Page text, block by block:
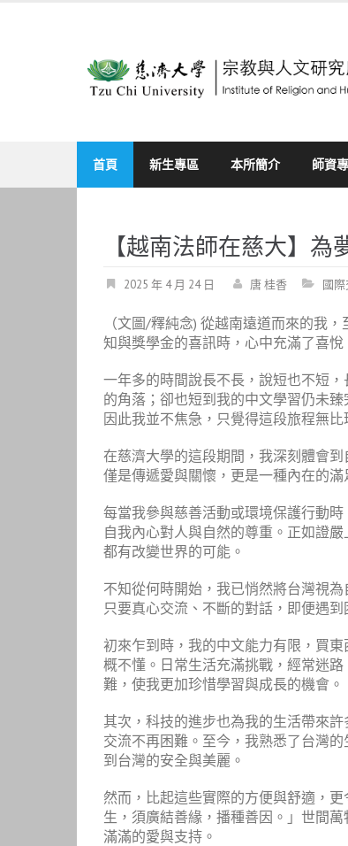
首頁 新生專區 本所簡介 師資
【越南法師在慈大】
2025 年 4 月 24 日 唐 桂香 國
（文圖/釋純念) 從越南遠道而來的我
知與獎學金的喜訊時，心中充滿了喜悅
一年多的時間說長不長，說短也不短
的角落；卻也短到我的中文學習仍未
因此我並不焦急，只覺得這段旅程無比
在慈濟大學的這段期間，我深刻體會
僅是傳遞愛與關懷，更是一種內在的滿
每當我參與慈善活動或環境保護行動
自我內心對人與自然的尊重。正如證
都有改變世界的可能。
不知從何時開始，我已悄然將台灣視
只要真心交流、不斷的對話，即便遇
初來乍到時，我的中文能力有限，買
概不懂。日常生活充滿挑戰，經常迷
難，使我更加珍惜學習與成長的機會。
其次，科技的進步也為我的生活帶來
交流不再困難。至今，我熟悉了台灣
到台灣的安全與美麗。
然而，比起這些實際的方便與舒適，
生，須廣結善緣，播種善因。」世間
滿滿的愛與支持。